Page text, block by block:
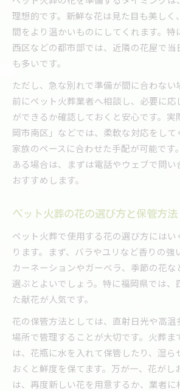
理想的です。新鮮な花は見た目も美しく
間をより温かいものにしてくれます。特
西区などの都市部では、近隣の花屋で
も多いです。
ただし、急な別れで準備が間に合わな
前にペット火葬業者へ相談し、必要に
ができるか確認しておくと安心です。実
岡市南区」などでは、柔軟な対応をして
家族のペースに合わせた手配が可能です
ある場合は、まずは電話やウェブで問い
おすすめします。
ペット火葬の花の選び方と保管方法
ペット火葬で使用する花の選び方にはい
ります。まず、バラやユリなど香りの強
カーネーションやガーベラ、季節の花な
選ぶとよいでしょう。特に福岡県では、
た献花が人気です。
花の保管方法としては、直射日光や高温
場所で管理することが大切です。火葬ま
は、花瓶に水を入れて保管したり、湿ら
おくと鮮度を保てます。万が一、花がし
は、再度新しい花を用意するか、業者に